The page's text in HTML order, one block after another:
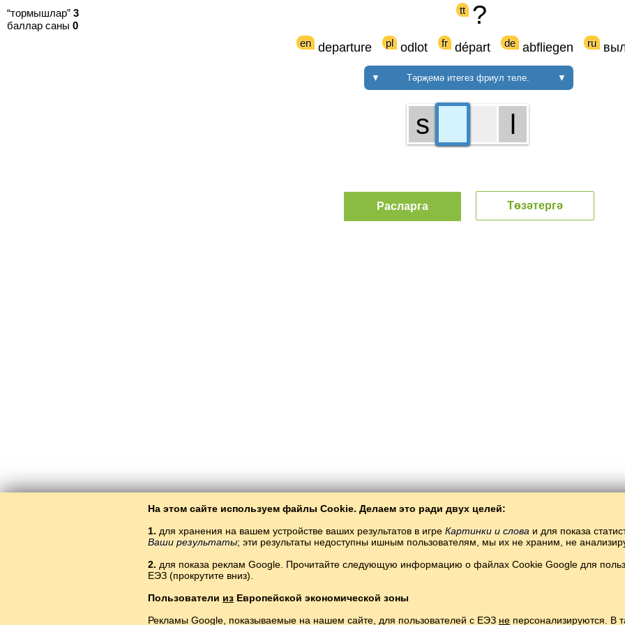
“тормышлар” 3
баллар саны 0
tt ?
en departure pl odlot fr départ de abfliegen ru
▼ Тәрҗемә итегез фриул теле. ▼
На этом сайте используем файлы Cookie. Делаем это ради двух целей:
1. для хранения на вашем устройстве ваших результатов в игре Картинки и слова и для показа
Ваши результаты; эти результаты недоступны ишным пользователям, мы их не храним, не
2. для показа реклам Google. Прочитайте следующую информацию о файлах Cookie Google для
ЕЭЗ (прокрутите вниз).
Пользователи из Европейской экономической зоны
Рекламы Google, показываемые на нашем сайте, для пользователей с ЕЭЗ не персонализируются. В
Copyright © 2015–2025 BALTOSLAV.